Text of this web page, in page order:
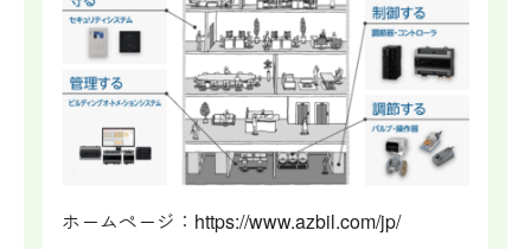
ホームページ： https://www.azbil.com/jp/